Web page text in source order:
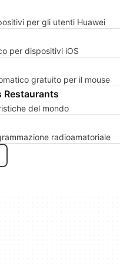
per gli utenti Huawei
per dispositivi iOS
gratuito per il mouse
Restaurants
del mondo
radioamatoriale